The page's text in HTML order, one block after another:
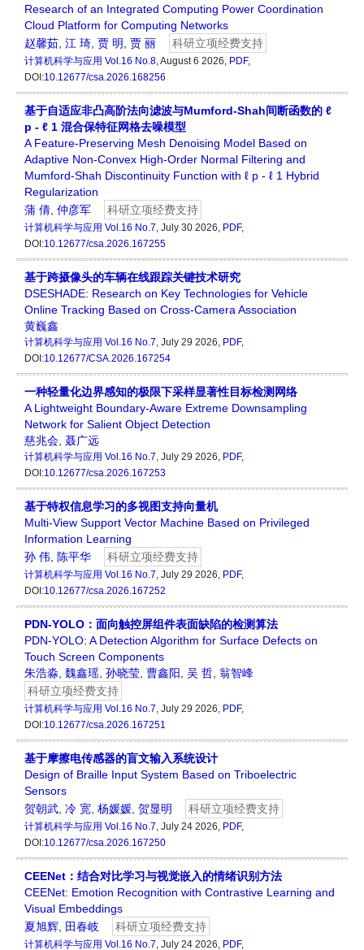
Research of an Integrated Computing Power Coordination
Cloud Platform for Computing Networks
赵馨茹 江 琦 贾 明 贾 丽 科研立项经费支持
计算机科学与应用 Vol.16 No.8, August 6 2026, PDF,
DOI:10.12677/csa.2026.168256
基于自适应非凸高阶法向滤波与Mumford-Shah间断函数的 ℓ
p - ℓ 1 混合保特征网格去噪模型
A Feature-Preserving Mesh Denoising Model Based on
Adaptive Non-Convex High-Order Normal Filtering and
Mumford-Shah Discontinuity Function with ℓ p - ℓ 1 Hybrid
Regularization
蒲 倩 仲彦军 科研立项经费支持
计算机科学与应用 Vol.16 No.7, July 30 2026, PDF,
DOI:10.12677/csa.2026.167255
基于跨摄像头的车辆在线跟踪关键技术研究
DSESHADE: Research on Key Technologies for Vehicle
Online Tracking Based on Cross-Camera Association
黄巍鑫
计算机科学与应用 Vol.16 No.7, July 29 2026, PDF,
DOI:10.12677/CSA.2026.167254
一种轻量化边界感知的极限下采样显著性目标检测网络
A Lightweight Boundary-Aware Extreme Downsampling
Network for Salient Object Detection
慈兆会 聂广远
计算机科学与应用 Vol.16 No.7, July 29 2026, PDF,
DOI:10.12677/csa.2026.167253
基于特权信息学习的多视图支持向量机
Multi-View Support Vector Machine Based on Privileged
Information Learning
孙 伟
陈平华 科研立项经费支持
计算机科学与应用 Vol.16 No.7, July 29 2026, PDF,
DOI:10.12677/csa.2026.167252
PDN-YOLO：面向触控屏组件表面缺陷的检测算法
PDN-YOLO: A Detection Algorithm for Surface Defects on
Touch Screen Components
朱浩淼 魏鑫瑶 孙晓莹 曹鑫阳 吴 哲 翁智峰
科研立项经费支持
计算机科学与应用 Vol.16 No.7, July 29 2026, PDF,
DOI:10.12677/csa.2026.167251
基于摩擦电传感器的盲文输入系统设计
Design of Braille Input System Based on Triboelectric
Sensors
贺朝武 冷 宽 杨媛媛 贺显明 科研立项经费支持
计算机科学与应用 Vol.16 No.7, July 24 2026, PDF,
DOI:10.12677/csa.2026.167250
CEENet：结合对比学习与视觉嵌入的情绪识别方法
CEENet: Emotion Recognition with Contrastive Learning and
Visual Embeddings
夏旭辉
田春岐 科研立项经费支持
计算机科学与应用 Vol.16 No.7, July 24 2026, PDF,